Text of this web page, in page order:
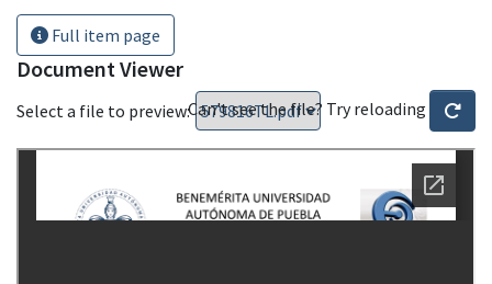
Full item page
Document Viewer
Select a file to preview:Can't see the file? Try reloading